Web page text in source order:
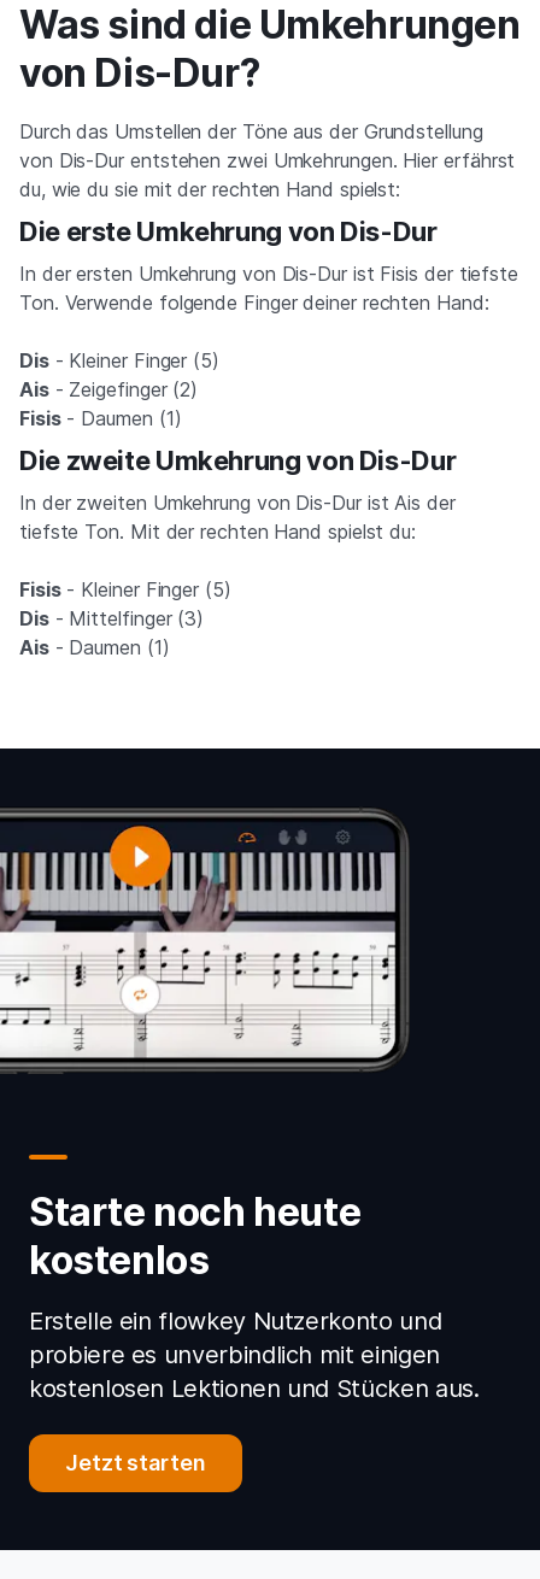
Was sind die Umkehrungen
von Dis-Dur?
Durch das Umstellen der Töne aus der Grundstellung
von Dis-Dur entstehen zwei Umkehrungen. Hier erfährst
du, wie du sie mit der rechten Hand spielst:
Die erste Umkehrung von Dis-Dur
In der ersten Umkehrung von Dis-Dur ist Fisis der tiefste
Ton. Verwende folgende Finger deiner rechten Hand:
Dis- Kleiner Finger (5)
Ais- Zeigefinger (2)
Fisis- Daumen (1)
Die zweite Umkehrung von Dis-Dur
In der zweiten Umkehrung von Dis-Dur ist Ais der
tiefste Ton. Mit der rechten Hand spielst du:
Fisis- Kleiner Finger (5)
Dis- Mittelfinger (3)
Ais- Daumen (1)
Starte noch heute
kostenlos
Erstelle ein flowkey Nutzerkonto und
probiere es unverbindlich mit einigen
kostenlosen Lektionen und Stücken aus.
Jetzt starten